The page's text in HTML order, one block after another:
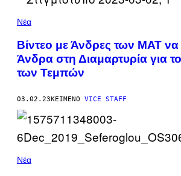
Νέα
Βίντεο με Άνδρες των ΜΑΤ
Άνδρα στη Διαμαρτυρία για
των Τεμπών
03.02.23ΚΕΊΜΕΝΟ VICE STAFF
Νέα